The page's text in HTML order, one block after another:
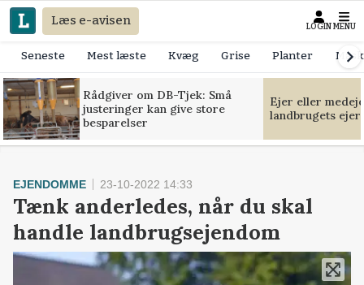
Læs e-avisen LOGIN MENU
Seneste Mest læste Kvæg Grise Planter
Rådgiver om DB-Tjek: Små
justeringer kan give store
besparelser
Ejer eller
landbrugets
EJENDOMME 23-10-2022 14:33
Tænk anderledes, når du skal
handle landbrugsejendom